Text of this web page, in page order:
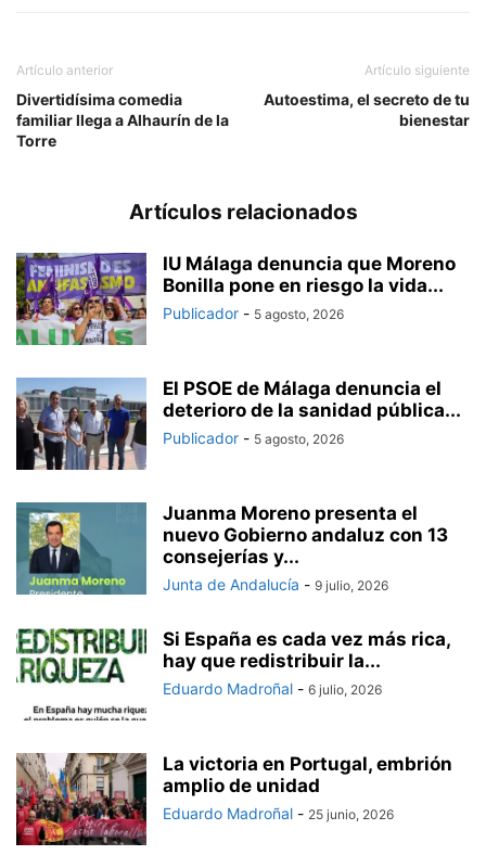
Artículo anterior
Divertidísima comedia
familiar llega a Alhaurín de la
Torre
Artículo siguiente
Autoestima, el secreto de tu
bienestar
Artículos relacionados
IU Málaga denuncia que Moreno
Bonilla pone en riesgo la vida...
Publicador - 5 agosto, 2026
El PSOE de Málaga denuncia el
deterioro de la sanidad pública...
Publicador - 5 agosto, 2026
Juanma Moreno presenta el
nuevo Gobierno andaluz con 13
consejerías y...
Junta de Andalucía - 9 julio, 2026
Si España es cada vez más rica,
hay que redistribuir la...
Eduardo Madroñal - 6 julio, 2026
La victoria en Portugal, embrión
amplio de unidad
Eduardo Madroñal - 25 junio, 2026